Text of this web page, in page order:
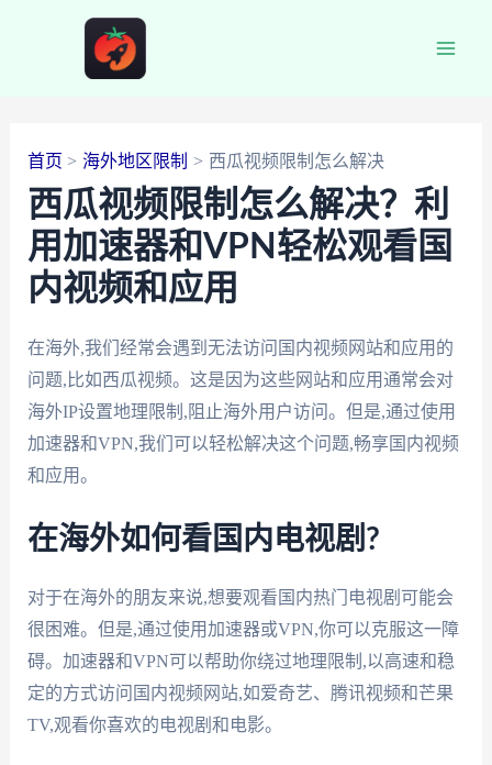
首页 海外地区限制 西瓜视频限制怎么解决
西瓜视频限制怎么解决？利
用加速器和VPN轻松观看国
内视频和应用
在海外,我们经常会遇到无法访问国内视频网站和应用的
问题,比如西瓜视频。这是因为这些网站和应用通常会对
海外IP设置地理限制,阻止海外用户访问。但是,通过使用
加速器和VPN,我们可以轻松解决这个问题,畅享国内视频
和应用。
在海外如何看国内电视剧?
对于在海外的朋友来说,想要观看国内热门电视剧可能会
很困难。但是,通过使用加速器或VPN,你可以克服这一障
碍。加速器和VPN可以帮助你绕过地理限制,以高速和稳
定的方式访问国内视频网站,如爱奇艺、腾讯视频和芒果
TV,观看你喜欢的电视剧和电影。